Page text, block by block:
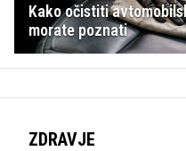
Kako očistiti
morate poznati
ZDRAVJE